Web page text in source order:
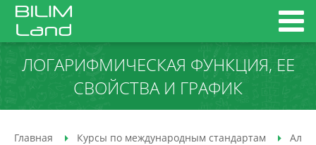
ЛОГАРИФМИЧЕСКАЯ ФУНКЦИЯ, ЕЕ
СВОЙСТВА И ГРАФИК
Главная Курсы по международным стандартам